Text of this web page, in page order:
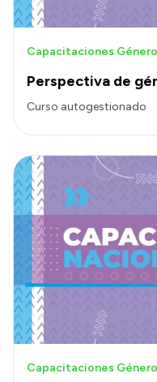
Perspectiva de
Capacitaciones Género
Curso autogestionado
Capacitaciones Género